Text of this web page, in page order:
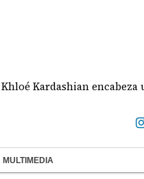
encabeza un nuevo
MULTIMEDIA